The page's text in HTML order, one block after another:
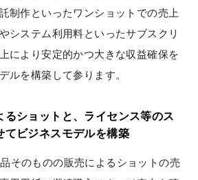
制作といったワンショットでの売上
システム利用料といったサブスクリ
により安定的かつ大きな収益確保を
ルを構築して参ります。
るショットと、ライセンス等のス
てビジネスモデルを構築
そのものの販売によるショットの売